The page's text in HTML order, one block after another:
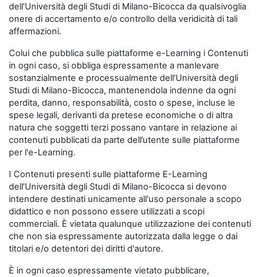
dell’Università degli Studi di Milano-Bicocca da qualsivoglia
onere di accertamento e/o controllo della veridicità di tali
affermazioni.
Colui che pubblica sulle piattaforme e-Learning i Contenuti
in ogni caso, si obbliga espressamente a manlevare
sostanzialmente e processualmente dell’Università degli
Studi di Milano-Bicocca, mantenendola indenne da ogni
perdita, danno, responsabilità, costo o spese, incluse le
spese legali, derivanti da pretese economiche o di altra
natura che soggetti terzi possano vantare in relazione ai
contenuti pubblicati da parte dell’utente sulle piattaforme
per l'e-Learning.
I Contenuti presenti sulle piattaforme E-Learning
dell’Università degli Studi di Milano-Bicocca si devono
intendere destinati unicamente all'uso personale a scopo
didattico e non possono essere utilizzati a scopi
commerciali. È vietata qualunque utilizzazione dei contenuti
che non sia espressamente autorizzata dalla legge o dai
titolari e/o detentori dei diritti d'autore.
È in ogni caso espressamente vietato pubblicare,